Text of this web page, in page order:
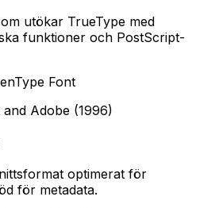
utökar TrueType med
funktioner och PostScript-
Font
Adobe (1996)
optimerat för
för metadata.